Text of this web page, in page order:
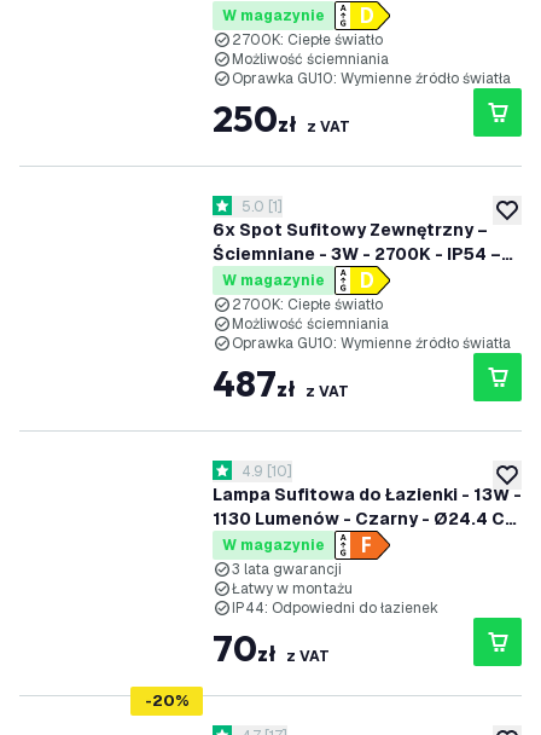
Czarny
W magazynie
2700K: Ciepłe światło
Możliwość ściemniania
Oprawka GU10: Wymienne źródło światła
250zł z VAT
6x Spot Sufitowy Zewnętrzny –
Ściemniane - 3W - 2700K - IP54 –
Czarny
otwórz panel recenzji
5 Gwiazdki oceny
5.0 [1]
W magazynie
2700K: Ciepłe światło
Możliwość ściemniania
Oprawka GU10: Wymienne źródło światła
487zł z VAT
dodaj
Lampa Sufitowa do Łazienki - 13W -
1130 Lumenów - Czarny - Ø24.4 CM
- IP44 Wodoodporność - 2700K -
Lampa Sufitowa LED
otwórz panel recenzji
4.9 Gwiazdki oceny
4.9 [10]
W magazynie
3 lata gwarancji
Łatwy w montażu
IP44: Odpowiedni do łazienek
70zł z VAT
-20%